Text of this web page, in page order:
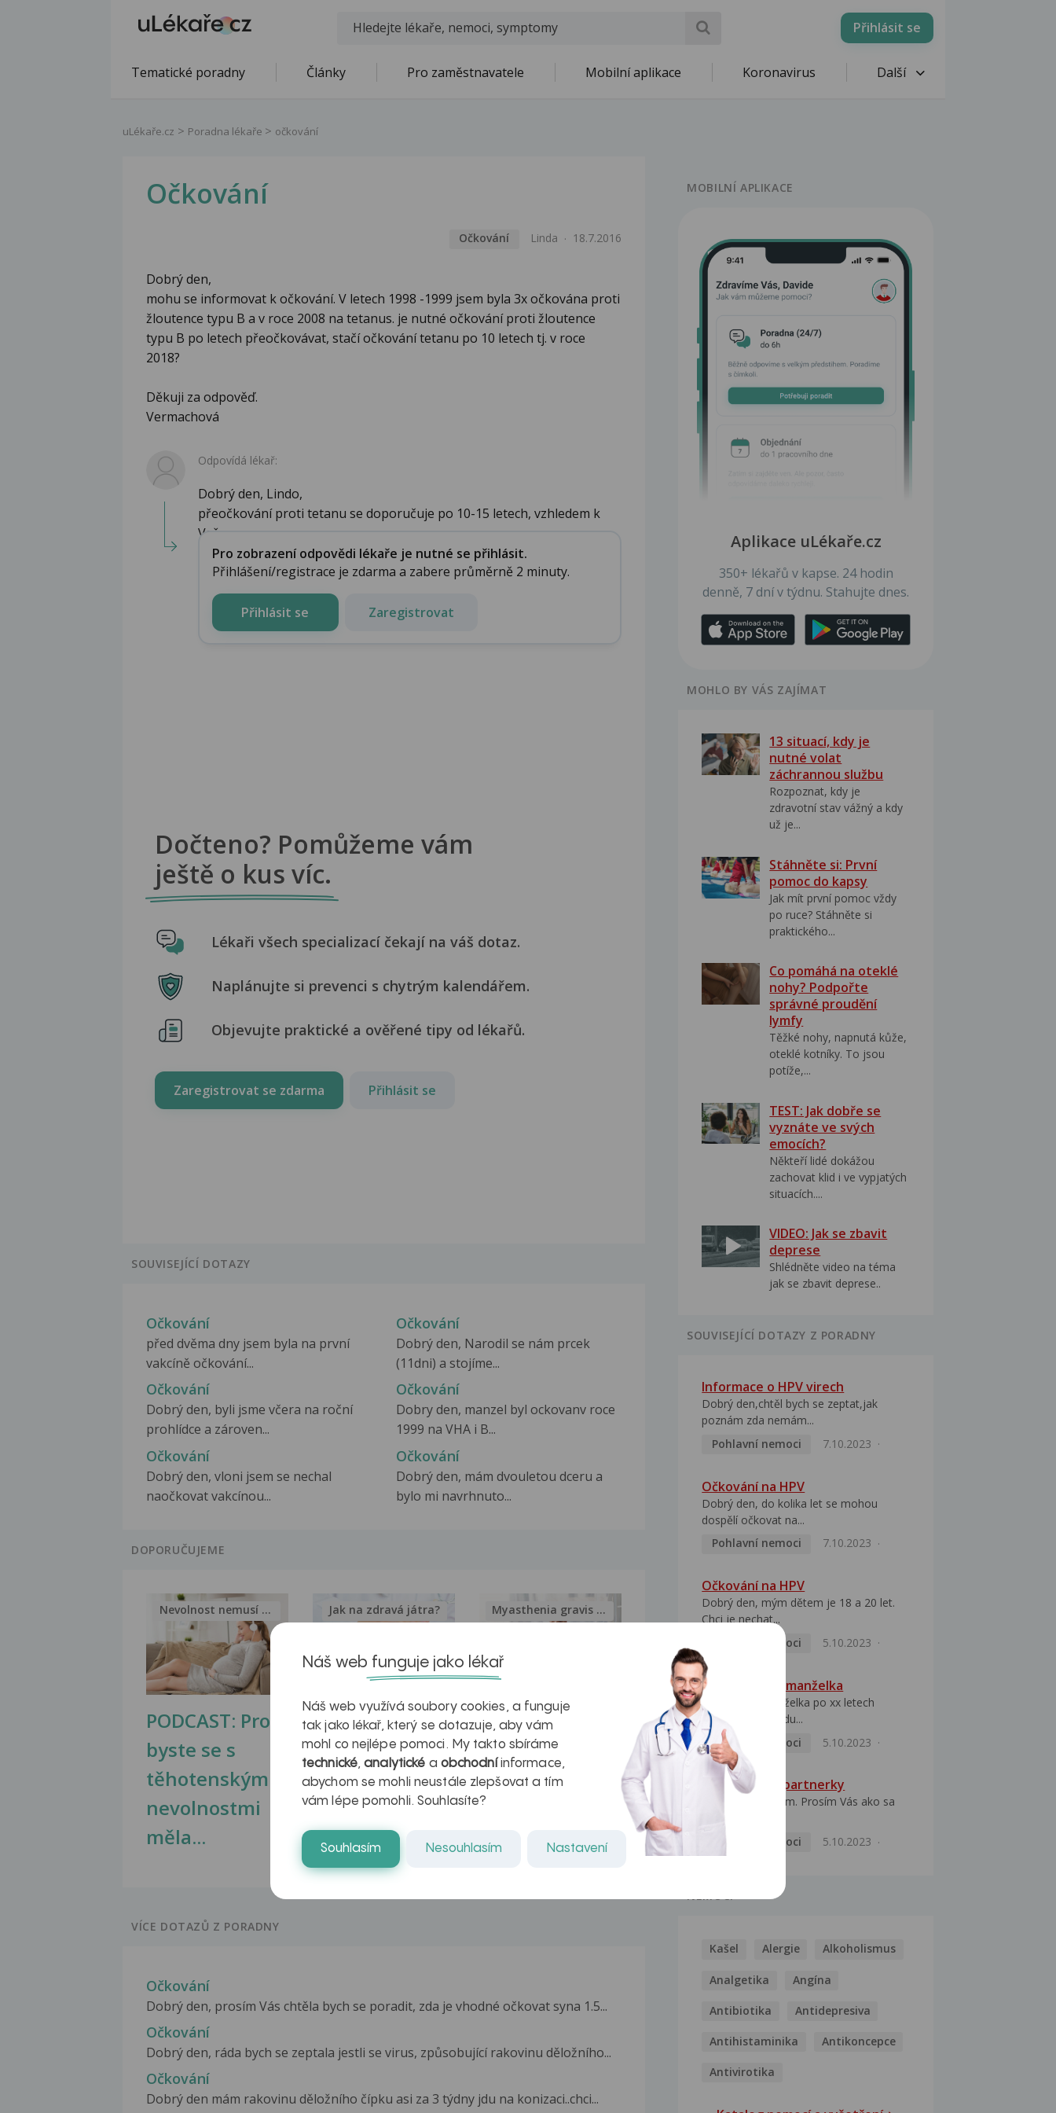
Přihlásit se
Tematické poradny Články Pro zaměstnavatele Mobilní aplikace Koronavirus Další
uLékaře.cz Poradna lékaře očkování
Očkování
Očkování Linda 18.7.2016
Dobrý den,
mohu se informovat k očkování. V letech 1998 -1999 jsem byla 3x očkována proti
žloutence typu B a v roce 2008 na tetanus. je nutné očkování proti žloutence
typu B po letech přeočkovávat, stačí očkování tetanu po 10 letech tj. v roce
2018?
Děkuji za odpověď.
Vermachová
Odpovídá lékař:
Dobrý den, Lindo,
přeočkování proti tetanu se doporučuje po 10-15 letech, vzhledem k
Vašemu ...
Pro zobrazení odpovědi lékaře je nutné se přihlásit.
Přihlášení/registrace je zdarma a zabere průměrně 2 minuty.
Přihlásit se Zaregistrovat
Dočteno? Pomůžeme vám
ještě o kus víc.
Lékaři všech specializací čekají na váš dotaz.
Naplánujte si prevenci s chytrým kalendářem.
Objevujte praktické a ověřené tipy od lékařů.
Zaregistrovat se zdarma Přihlásit se
SOUVISEJÍCÍ DOTAZY
Očkování
před dvěma dny jsem byla na první
vakcíně očkování...
Očkování
Dobrý den, Narodil se nám prcek
(11dni) a stojíme...
Očkování
Dobrý den, byli jsme včera na roční
prohlídce a zároven...
Očkování
Dobry den, manzel byl ockovanv roce
1999 na VHA i B...
Očkování
Dobrý den, vloni jsem se nechal
naočkovat vakcínou...
Očkování
Dobrý den, mám dvouletou dceru a
bylo mi navrhnuto...
DOPORUČUJEME
PODCAST: Proč
byste se s
těhotenskými
nevolnostmi
měla...
Nevolnost nemusí být nutnou...
Ztukovatění
jater v datech a
obrazech
Jak na zdravá játra?
Inovativní
léčba
myastenie –
naděje pro ty,
kteří ji...
Myasthenia gravis – vše, co...
VÍCE DOTAZŮ Z PORADNY
Očkování
Dobrý den, prosím Vás chtěla bych se poradit, zda je vhodné očkovat syna 1.5...
Očkování
Dobrý den, ráda bych se zeptala jestli se virus, způsobující rakovinu děložního...
Očkování
Dobrý den mám rakovinu děložního čípku asi za 3 týdny jdu na konizaci..chci...
MOBILNÍ APLIKACE
Aplikace uLékaře.cz
350+ lékařů v kapse. 24 hodin
denně, 7 dní v týdnu. Stahujte dnes.
MOHLO BY VÁS ZAJÍMAT
13 situací, kdy je
nutné volat
záchrannou službu
Rozpoznat, kdy je
zdravotní stav vážný a kdy
už je...
Stáhněte si: První
pomoc do kapsy
Jak mít první pomoc vždy
po ruce? Stáhněte si
praktického...
Co pomáhá na oteklé
nohy? Podpořte
správné proudění
lymfy
Těžké nohy, napnutá kůže,
oteklé kotníky. To jsou
potíže,...
TEST: Jak dobře se
vyznáte ve svých
emocích?
Někteří lidé dokážou
zachovat klid i ve vypjatých
situacích....
VIDEO: Jak se zbavit
deprese
Shlédněte video na téma
jak se zbavit deprese..
SOUVISEJÍCÍ DOTAZY Z PORADNY
Informace o HPV virech
Dobrý den,chtěl bych se zeptat,jak
poznám zda nemám...
Pohlavní nemoci
7.10.2023
Očkování na HPV
Dobrý den, do kolika let se mohou
dospělí očkovat na...
Pohlavní nemoci
7.10.2023
Očkování na HPV
Dobrý den, mým dětem je 18 a 20 let.
Chci je nechat...
Pohlavní nemoci
5.10.2023
HPV pozitivní manželka
Dobrý den, manželka po xx letech
přivezla z Východu...
Pohlavní nemoci
5.10.2023
HPV typ 52 u partnerky
Dobrý deň prajem. Prosím Vás ako sa
Pohlavní nemoci
5.10.2023
NEMOCI
Kašel Alergie Alkoholismus
Analgetika Angína
Antibiotika Antidepresiva
Antihistaminika Antikoncepce
Antivirotika
Náš web funguje jako lékař
Náš web využívá soubory cookies, a funguje
tak jako lékař, který se dotazuje, aby vám
mohl co nejlépe pomoci. My takto sbíráme
technické,analytické a obchodníinformace,
abychom se mohli neustále zlepšovat a tím
vám lépe pomohli. Souhlasíte?
Souhlasím Nesouhlasím Nastavení